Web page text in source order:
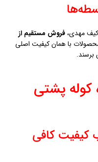
کیف مهدی،فروش مستقیم از
با همان کیفیت اصلی
برسند.
کوله پشتی
کیفیت کافی